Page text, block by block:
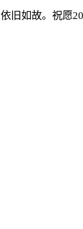
依旧如故。祝愿